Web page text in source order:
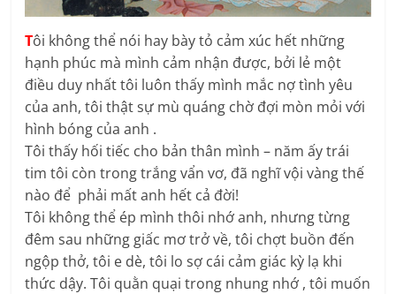
Tôi không thể nói hay bày tỏ cảm xúc hết những
hạnh phúc mà mình cảm nhận được, bởi lẻ một
điều duy nhất tôi luôn thấy mình mắc nợ tình yêu
của anh, tôi thật sự mù quáng chờ đợi mòn mỏi với
hình bóng của anh .
Tôi thấy hối tiếc cho bản thân mình – năm ấy trái
tim tôi còn trong trắng vẩn vơ, đã nghĩ vội vàng thế
nào để phải mất anh hết cả đời!
Tôi không thể ép mình thôi nhớ anh, nhưng từng
đêm sau những giấc mơ trở về, tôi chợt buồn đến
ngộp thở, tôi e dè, tôi lo sợ cái cảm giác kỳ lạ khi
thức dậy. Tôi quằn quại trong nhung nhớ , tôi muốn